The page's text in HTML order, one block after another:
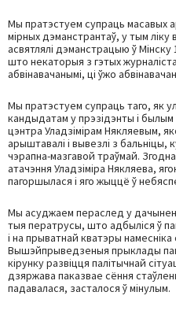
Мы пратэстуем супраць масавых
мірных дэманстрантаў, у тым ліку
асвятлялі дэманстрацыю ў
што некаторыя з гэтых
абвінавачанымі, ці ўжо
Мы пратэстуем супраць таго, як
кандыдатам у прэзідэнты і
цэнтра Уладзімірам Някляевым,
арыштавалі і вывезлі з бальніцы,
чэрапна-мазгавой траўмай.
атачэння Уладзіміра Някляева,
пагоршылася і яго жыццё ў
Мы асуджаем пераслед у
тыя ператрусы, што адбыліся ў
і на прыватнай кватэры
Вышэйпрыведзеныя прыклады
кірунку развіцця палітычнай
дзяржава паказвае сёння
падавалася, засталося ў мінулым.